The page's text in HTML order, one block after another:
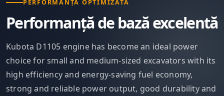
PERFORMANȚĂ OPTIMIZATĂ
Performanță de bază excelentă
Kubota D1105 engine has become an ideal power
choice for small and medium-sized excavators with its
high efficiency and energy-saving fuel economy,
strong and reliable power output, good durability and